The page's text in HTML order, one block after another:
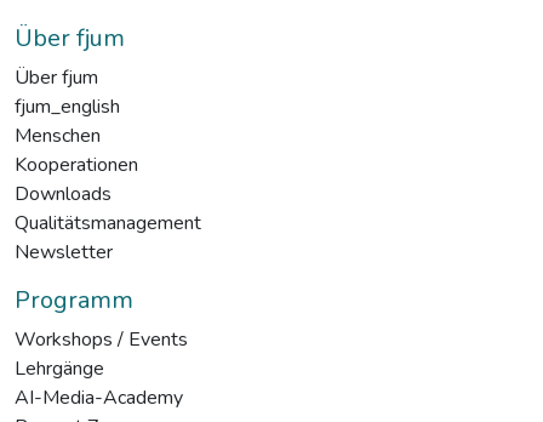
Über fjum
Über fjum
fjum_english
Menschen
Kooperationen
Downloads
Qualitätsmanagement
Newsletter
Programm
Workshops / Events
Lehrgänge
AI-Media-Academy